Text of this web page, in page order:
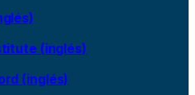
(inglés)
(inglés)